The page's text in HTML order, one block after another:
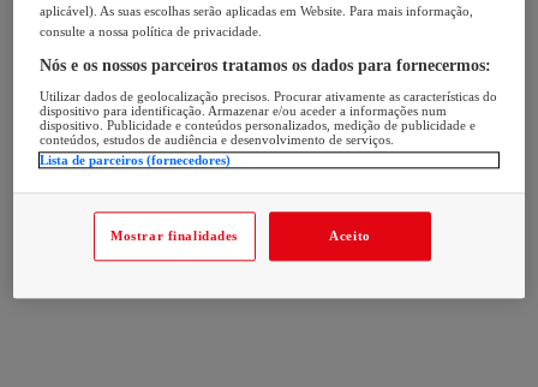
aplicável). As suas escolhas serão aplicadas em Website. Para mais informação,
consulte a nossa política de privacidade.
Nós e os nossos parceiros tratamos os dados para fornecermos:
Utilizar dados de geolocalização precisos. Procurar ativamente as características do
dispositivo para identificação. Armazenar e/ou aceder a informações num
dispositivo. Publicidade e conteúdos personalizados, medição de publicidade e
conteúdos, estudos de audiência e desenvolvimento de serviços.
Lista de parceiros (fornecedores)
Mostrar finalidades Aceito